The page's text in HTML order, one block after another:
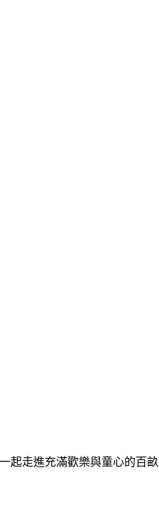
起走進充滿歡樂與童心的百